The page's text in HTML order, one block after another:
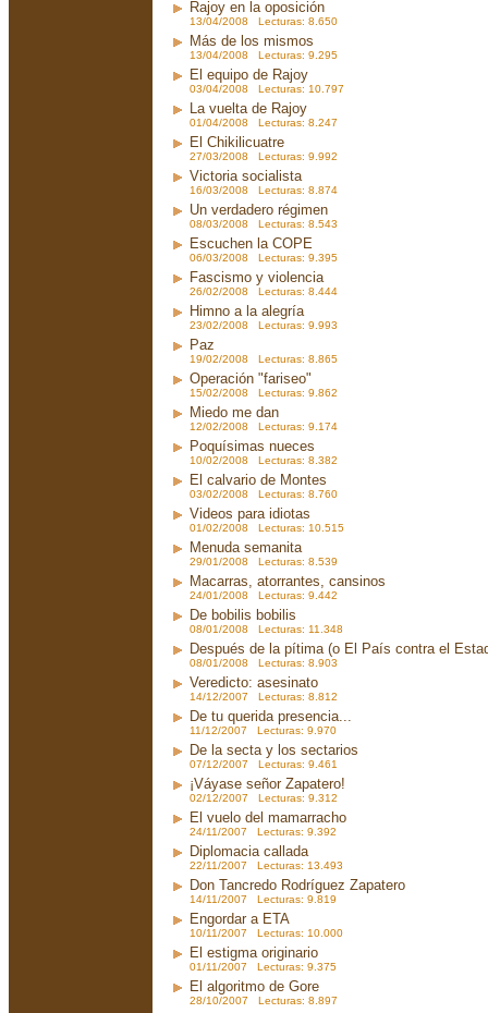
Rajoy en la oposición
13/04/2008 Lecturas: 8.650
Más de los mismos
13/04/2008 Lecturas: 9.295
El equipo de Rajoy
03/04/2008 Lecturas: 10.797
La vuelta de Rajoy
01/04/2008 Lecturas: 8.247
El Chikilicuatre
27/03/2008 Lecturas: 9.992
Victoria socialista
16/03/2008 Lecturas: 8.874
Un verdadero régimen
08/03/2008 Lecturas: 8.543
Escuchen la COPE
06/03/2008 Lecturas: 9.395
Fascismo y violencia
26/02/2008 Lecturas: 8.444
Himno a la alegría
23/02/2008 Lecturas: 9.993
Paz
19/02/2008 Lecturas: 8.865
Operación "fariseo"
15/02/2008 Lecturas: 9.862
Miedo me dan
12/02/2008 Lecturas: 9.174
Poquísimas nueces
10/02/2008 Lecturas: 8.382
El calvario de Montes
03/02/2008 Lecturas: 8.760
Videos para idiotas
01/02/2008 Lecturas: 10.515
Menuda semanita
29/01/2008 Lecturas: 8.539
Macarras, atorrantes, cansinos
24/01/2008 Lecturas: 9.442
De bobilis bobilis
08/01/2008 Lecturas: 11.348
Después de la pítima (o El País contra el
08/01/2008 Lecturas: 8.903
Veredicto: asesinato
14/12/2007 Lecturas: 8.812
De tu querida presencia...
11/12/2007 Lecturas: 9.970
De la secta y los sectarios
07/12/2007 Lecturas: 9.461
¡Váyase señor Zapatero!
02/12/2007 Lecturas: 9.312
El vuelo del mamarracho
24/11/2007 Lecturas: 9.392
Diplomacia callada
22/11/2007 Lecturas: 13.493
Don Tancredo Rodríguez Zapatero
14/11/2007 Lecturas: 9.819
Engordar a ETA
10/11/2007 Lecturas: 10.000
El estigma originario
01/11/2007 Lecturas: 9.375
El algoritmo de Gore
28/10/2007 Lecturas: 8.897